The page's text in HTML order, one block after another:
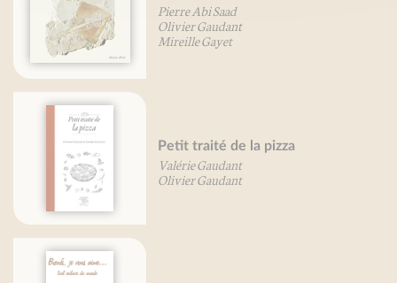
Pierre Abi Saad
Olivier Gaudant
Mireille Gayet
Petit traité de la pizza
Valérie Gaudant
Olivier Gaudant